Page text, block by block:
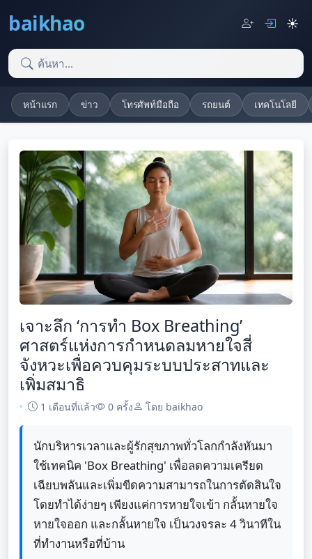
baikhao ☀️
หน้าแรก ข่าว โทรศัพท์มือถือ รถยนต์ เทคโนโลยี
เจาะลึก ‘การทำ Box Breathing’
ศาสตร์แห่งการกำหนดลมหายใจสี่
จังหวะเพื่อควบคุมระบบประสาทและ
เพิ่มสมาธิ
1 เดือนที่แล้ว 0 ครั้ง โดย baikhao
นักบริหารเวลาและผู้รักสุขภาพทั่วโลกกำลังหันมา
ใช้เทคนิค 'Box Breathing' เพื่อลดความเครียด
เฉียบพลันและเพิ่มขีดความสามารถในการตัดสินใจ
โดยทำได้ง่ายๆ เพียงแค่การหายใจเข้า กลั้นหายใจ
หายใจออก และกลั้นหายใจ เป็นวงจรละ 4 วินาทีใน
ที่ทำงานหรือที่บ้าน